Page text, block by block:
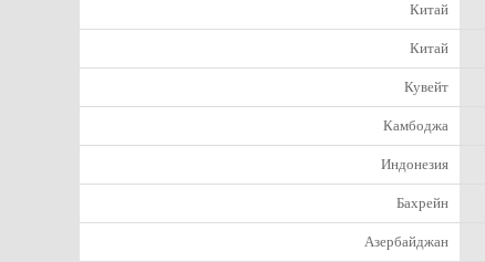
Китай
Китай
Кувейт
Камбоджа
Индонезия
Бахрейн
Азербайджан